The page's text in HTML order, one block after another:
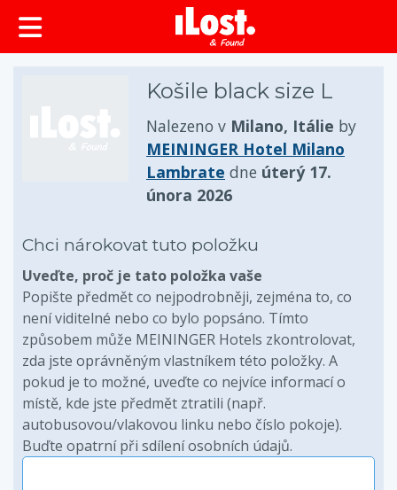
obsah
Košile black size L
Nalezeno v Milano, Itálie by
MEININGER Hotel Milano
Lambrate dne úterý 17.
února 2026
Chci nárokovat tuto položku
Uveďte, proč je tato položka vaše
Popište předmět co nejpodrobněji, zejména to, co
není viditelné nebo co bylo popsáno. Tímto
způsobem může MEININGER Hotels zkontrolovat,
zda jste oprávněným vlastníkem této položky. A
pokud je to možné, uveďte co nejvíce informací o
místě, kde jste předmět ztratili (např.
autobusovou/vlakovou linku nebo číslo pokoje).
Buďte opatrní při sdílení osobních údajů.